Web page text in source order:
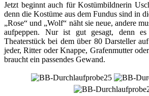
Jetzt beginnt auch für Kostümbildnerin
denn die Kostüme aus dem Fundus sind in
„Rose“ und „Wolf“ näht sie neue, andere
aufpeppen. Nur ist gut gesagt, denn
Theaterstück bei dem über 80 Darsteller
jeder, Ritter oder Knappe, Grafenmutter
braucht ein passendes Gewand.